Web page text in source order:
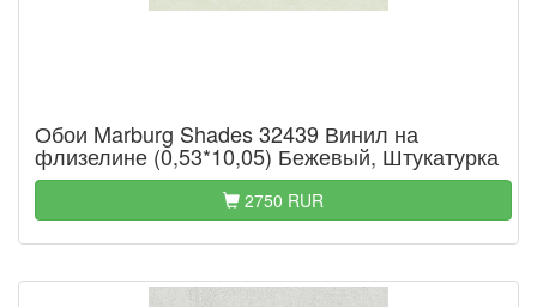
Обои Marburg Shades 32439 Винил на
флизелине (0,53*10,05) Бежевый, Штукатурка
2750 RUR